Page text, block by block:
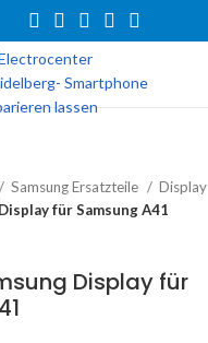
Samsung Ersatzteile
Display
für Samsung A41
Display für